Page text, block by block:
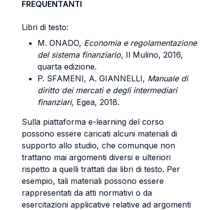
FREQUENTANTI
Libri di testo:
M. ONADO, Economia e regolamentazione
del sistema finanziario, Il Mulino, 2016,
quarta edizione.
P. SFAMENI, A. GIANNELLI, Manuale di
diritto dei mercati e degli intermediari
finanziari, Egea, 2018.
Sulla piattaforma e-learning del corso
possono essere caricati alcuni materiali di
supporto allo studio, che comunque non
trattano mai argomenti diversi e ulteriori
rispetto a quelli trattati dai libri di testo. Per
esempio, tali materiali possono essere
rappresentati da atti normativi o da
esercitazioni applicative relative ad argomenti